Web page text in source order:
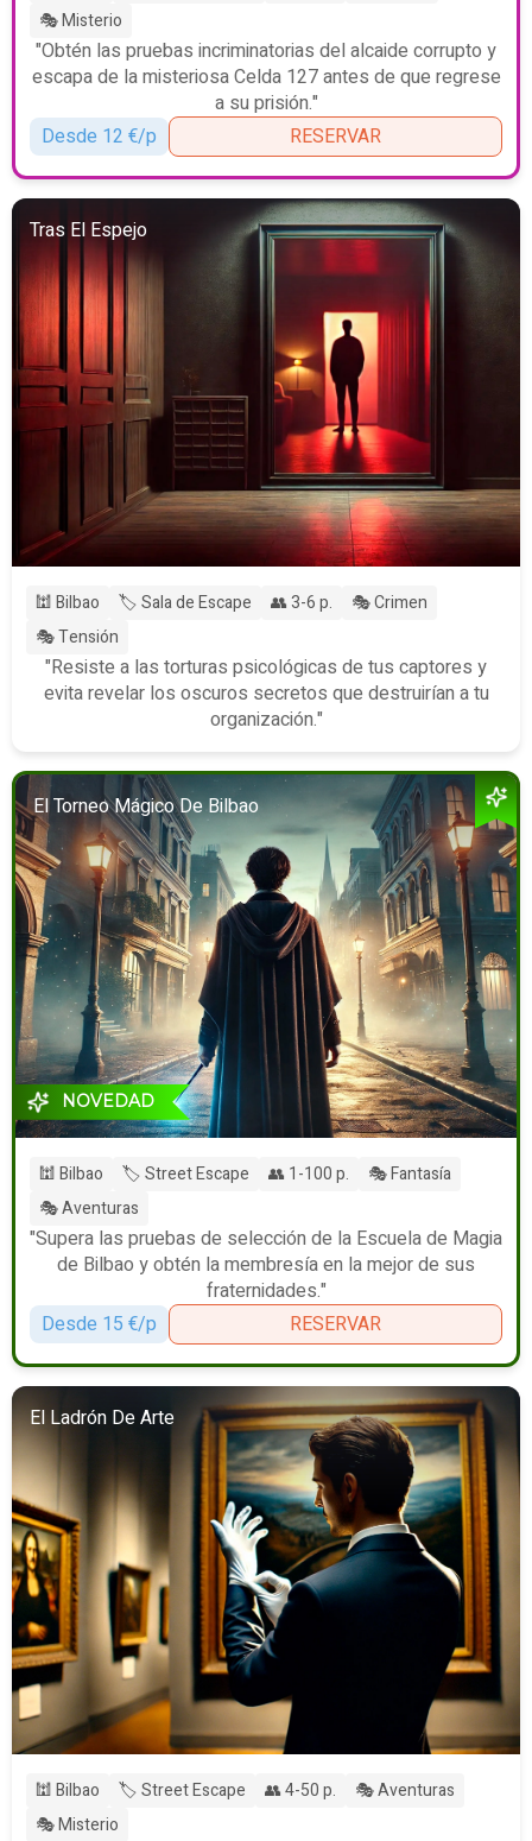
🎭 Misterio
"Obtén las pruebas incriminatorias del alcaide corrupto y
escapa de la misteriosa Celda 127 antes de que regrese
a su prisión."
Desde 12 €/p
RESERVAR
Tras El Espejo
🕍 Bilbao 🏷️ Sala de Escape 👥 3-6 p.
🎭 Crimen
🎭 Tensión
"Resiste a las torturas psicológicas de tus captores y
evita revelar los oscuros secretos que destruirían a tu
organización."
El Torneo Mágico De Bilbao
NOVEDAD
🕍 Bilbao 🏷️ Street Escape 👥 1-100 p.
🎭 Fantasía
🎭 Aventuras
"Supera las pruebas de selección de la Escuela de Magia
de Bilbao y obtén la membresía en la mejor de sus
fraternidades."
Desde 15 €/p
RESERVAR
El Ladrón De Arte
🕍 Bilbao 🏷️ Street Escape 👥 4-50 p.
🎭 Aventuras
🎭 Misterio